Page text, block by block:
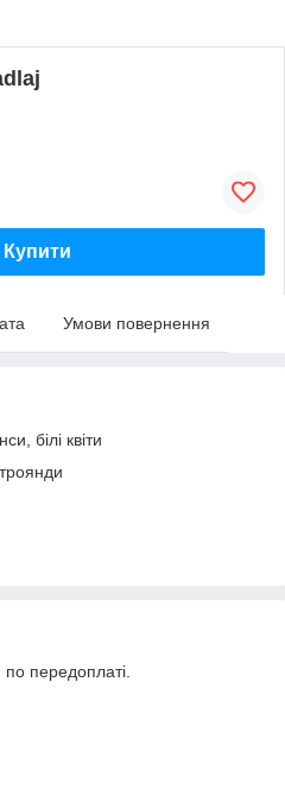
Купити
Умови повернення
білі квіти
по передоплаті.